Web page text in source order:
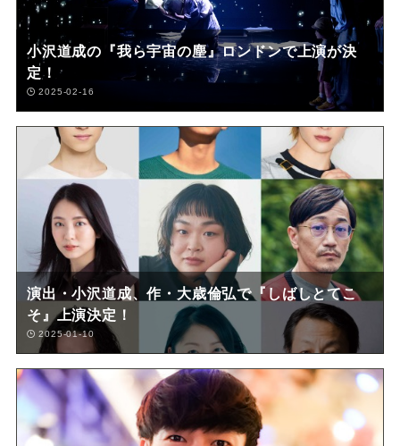
小沢道成の『我ら宇宙の塵』ロンドンで上演が決
定！
2025-02-16
演出・小沢道成、作・大歳倫弘で『しばしとてこ
そ』上演決定！
2025-01-10